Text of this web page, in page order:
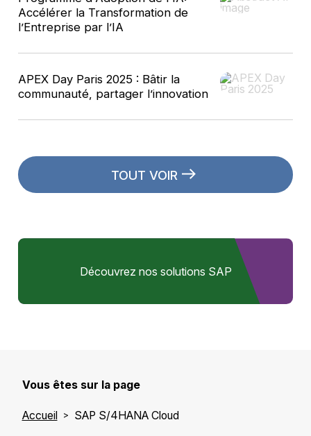
Accélérer la Transformation de
l’Entreprise par l’IA
APEX Day Paris 2025 : Bâtir la
communauté, partager l’innovation
TOUT VOIR
Découvrez nos solutions SAP
Vous êtes sur la page
Accueil SAP S/4HANA Cloud